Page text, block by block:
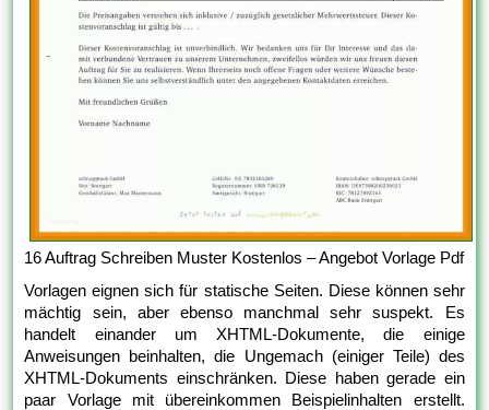
16 Auftrag Schreiben Muster Kostenlos – Angebot Vorlage Pdf
Vorlagen eignen sich für statische Seiten. Diese können sehr
mächtig sein, aber ebenso manchmal sehr suspekt. Es
handelt einander um XHTML-Dokumente, die einige
Anweisungen beinhalten, die Ungemach (einiger Teile) des
XHTML-Dokuments einschränken. Diese haben gerade ein
paar Vorlage mit übereinkommen Beispielinhalten erstellt.